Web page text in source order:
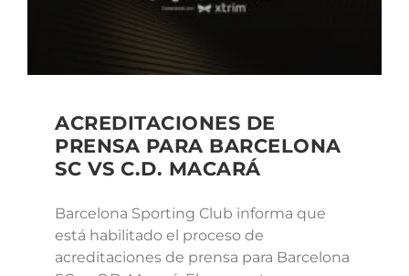
ACREDITACIONES DE
PRENSA PARA BARCELONA
SC VS C.D. MACARÁ
Barcelona Sporting Club informa que
está habilitado el proceso de
acreditaciones de prensa para Barcelona